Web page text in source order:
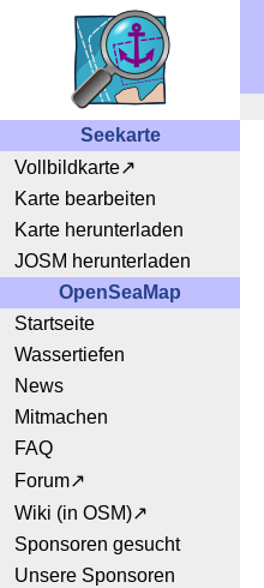
Seekarte
Vollbildkarte
Karte bearbeiten
Karte herunterladen
JOSM herunterladen
OpenSeaMap
Startseite
Wassertiefen
News
Mitmachen
FAQ
Forum
Wiki (in OSM)
Sponsoren gesucht
Unsere Sponsoren